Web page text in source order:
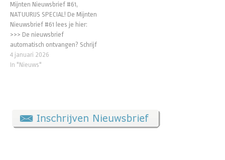
Mijnten Nieuwsbrief #61,
NATUURIJS SPECIAL! De Mijnten
Nieuwsbrief #61 lees je hier:
>>> De nieuwsbrief
automatisch ontvangen? Schrijf
je in: >>>
4 januari 2026
In "Nieuws"